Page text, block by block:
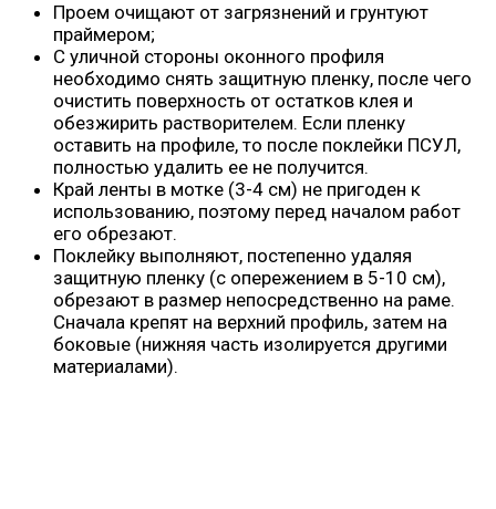
Проем очищают от загрязнений и грунтуют
праймером;
С уличной стороны оконного профиля
необходимо снять защитную пленку, после чего
очистить поверхность от остатков клея и
обезжирить растворителем. Если пленку
оставить на профиле, то после поклейки ПСУЛ,
полностью удалить ее не получится.
Край ленты в мотке (3-4 см) не пригоден к
использованию, поэтому перед началом работ
его обрезают.
Поклейку выполняют, постепенно удаляя
защитную пленку (с опережением в 5-10 см),
обрезают в размер непосредственно на раме.
Сначала крепят на верхний профиль, затем на
боковые (нижняя часть изолируется другими
материалами).